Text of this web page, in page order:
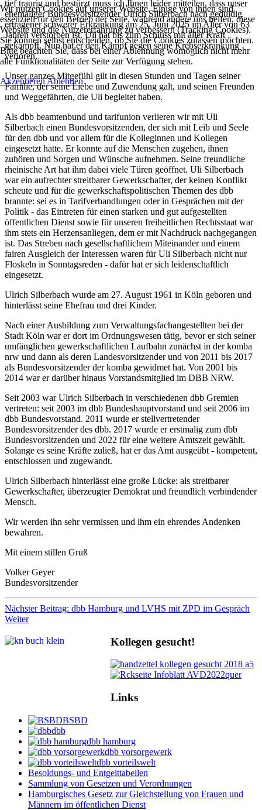
tief traurig und bestürzt muss ich Ihnen leider mitteilen, dass unser
ehemaliger Bundesvorsitzender Ulrich Silberbach nach geduldig
ertragener schwerer Erkrankung am 25. Juni 2025 im Alter von 63
Jahren verstorben ist. Uli hat bis zum Schluss mit aller Kraft
gekämpft. Nun hat er den Kampf gegen seine Krebserkrankung
verloren.
Unser ganzes Mitgefühl gilt in diesen Stunden und Tagen seiner
Familie, der seine Liebe und Zuwendung galt, und seinen Freunden
und Weggefährten, die Uli begleitet haben.
Als dbb beamtenbund und tarifunion verlieren wir mit Uli
Silberbach einen Bundesvorsitzenden, der sich mit Leib und Seele
für den dbb und vor allem für die Kolleginnen und Kollegen
eingesetzt hatte. Er konnte auf die Menschen zugehen, ihnen
zuhören und Sorgen und Wünsche aufnehmen. Seine freundliche
rheinische Art hat ihm dabei viele Türen geöffnet. Uli Silberbach
war ein aufrechter streitbarer Gewerkschafter, der keinen Konflikt
scheute und für die gewerkschaftspolitischen Themen des dbb
brannte: sei es in Tarifverhandlungen oder in Gesprächen mit der
Politik - das Eintreten für einen starken und gut aufgestellten
öffentlichen Dienst sowie für unseren freiheitlichen Rechtsstaat war
ihm stets ein Herzensanliegen, dem er mit Nachdruck nachgegangen
ist. Das Streben nach gesellschaftlichem Miteinander und einem
fairen Ausgleich der Interessen waren für Uli Silberbach nicht nur
Floskeln in Sonntagsreden - dafür hat er sich leidenschaftlich
eingesetzt.
Ulrich Silberbach wurde am 27. August 1961 in Köln geboren und
hinterlässt seine Ehefrau und drei Kinder.
Nach einer Ausbildung zum Verwaltungsfachangestellten bei der
Stadt Köln war er dort im Ordnungswesen tätig, bevor er sich seiner
umfänglichen gewerkschaftlichen Laufbahn zunächst in der komba
nrw und dann als deren Landesvorsitzender und von 2011 bis 2017
als Bundesvorsitzender der komba gewidmet hat. Von 2001 bis
2014 war er darüber hinaus Vorstandsmitglied im DBB NRW.
Seit 2003 war Ulrich Silberbach in verschiedenen dbb Gremien
vertreten: seit 2003 im dbb Bundeshauptvorstand und seit 2006 im
dbb Bundesvorstand. 2011 wurde er stellvertretender
Bundesvorsitzender des dbb. 2017 wurde er erstmalig zum dbb
Bundesvorsitzenden und 2022 für eine weitere Amtszeit gewählt.
Solange es seine Kräfte zuließ, hat er das Amt ausgeübt - kompetent,
entschlossen und zugewandt.
Ulrich Silberbach hinterlässt eine große Lücke: als streitbarer
Gewerkschafter, überzeugter Demokrat und freundlich verbindender
Mensch.
Wir werden ihn sehr vermissen und ihm ein ehrendes Andenken
bewahren.
Mit einem stillen Gruß
Volker Geyer
Bundesvorsitzender
Nächster Beitrag: dbb Hamburg und LVHS mit ZPD im Gespräch
Weiter
Kollegen gesucht!
Links
BSBD
dbb
dbb hamburg
dbb vorsorgewerk
dbb vorteilswelt
Besoldungs- und Entgelttabellen
Sammlung von Gesetzen und Verordnungen
Hamburgisches Gesetz zur Gleichstellung von Frauen und
Männern im öffentlichen Dienst
Wir nutzen Cookies auf unserer Website. Einige von ihnen sind
essenziell für den Betrieb der Seite, während andere uns helfen, diese
Website und die Nutzererfahrung zu verbessern (Tracking Cookies).
Sie können selbst entscheiden, ob Sie die Cookies zulassen möchten.
Bitte beachten Sie, dass bei einer Ablehnung womöglich nicht mehr
alle Funktionalitäten der Seite zur Verfügung stehen.
AkzeptierenAblehnen